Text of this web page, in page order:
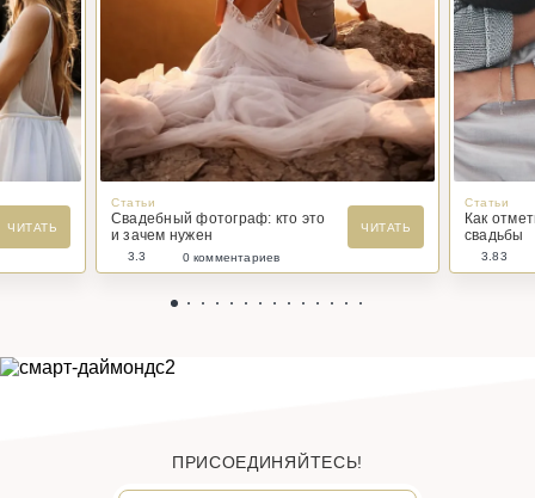
ЧИТАТЬ
Статьи
Свадебный фотограф: кто это
и зачем нужен
ЧИТАТЬ
3.3 0 комментариев
Статьи
Как
свадьбы
3.83
ПРИСОЕДИНЯЙТЕСЬ!